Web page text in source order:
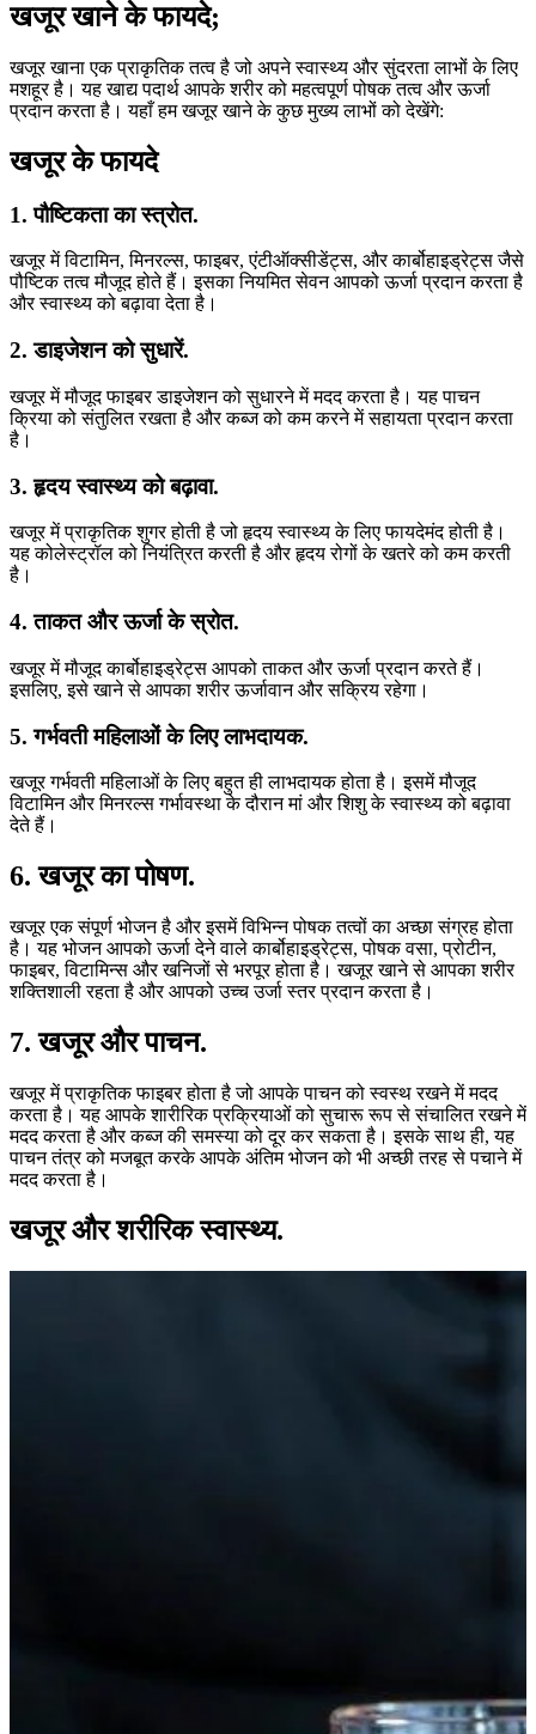
खजूर खाने के फायदे;
खजूर खाना एक प्राकृतिक तत्व है जो अपने स्वास्थ्य और सुंदरता लाभों के लिए
मशहूर है। यह खाद्य पदार्थ आपके शरीर को महत्वपूर्ण पोषक तत्व और ऊर्जा
प्रदान करता है। यहाँ हम खजूर खाने के कुछ मुख्य लाभों को देखेंगे:
खजूर के फायदे
1. पौष्टिकता का स्त्रोत.
खजूर में विटामिन, मिनरल्स, फाइबर, एंटीऑक्सीडेंट्स, और कार्बोहाइड्रेट्स जैसे
पौष्टिक तत्व मौजूद होते हैं। इसका नियमित सेवन आपको ऊर्जा प्रदान करता है
और स्वास्थ्य को बढ़ावा देता है।
2. डाइजेशन को सुधारें.
खजूर में मौजूद फाइबर डाइजेशन को सुधारने में मदद करता है। यह पाचन
क्रिया को संतुलित रखता है और कब्ज को कम करने में सहायता प्रदान करता
है।
3. हृदय स्वास्थ्य को बढ़ावा.
खजूर में प्राकृतिक शुगर होती है जो हृदय स्वास्थ्य के लिए फायदेमंद होती है।
यह कोलेस्ट्रॉल को नियंत्रित करती है और हृदय रोगों के खतरे को कम करती
है।
4. ताकत और ऊर्जा के स्रोत.
खजूर में मौजूद कार्बोहाइड्रेट्स आपको ताकत और ऊर्जा प्रदान करते हैं।
इसलिए, इसे खाने से आपका शरीर ऊर्जावान और सक्रिय रहेगा।
5. गर्भवती महिलाओं के लिए लाभदायक.
खजूर गर्भवती महिलाओं के लिए बहुत ही लाभदायक होता है। इसमें मौजूद
विटामिन और मिनरल्स गर्भावस्था के दौरान मां और शिशु के स्वास्थ्य को बढ़ावा
देते हैं।
6. खजूर का पोषण.
खजूर एक संपूर्ण भोजन है और इसमें विभिन्न पोषक तत्वों का अच्छा संग्रह होता
है। यह भोजन आपको ऊर्जा देने वाले कार्बोहाइड्रेट्स, पोषक वसा, प्रोटीन,
फाइबर, विटामिन्स और खनिजों से भरपूर होता है। खजूर खाने से आपका शरीर
शक्तिशाली रहता है और आपको उच्च उर्जा स्तर प्रदान करता है।
7. खजूर और पाचन.
खजूर में प्राकृतिक फाइबर होता है जो आपके पाचन को स्वस्थ रखने में मदद
करता है। यह आपके शारीरिक प्रक्रियाओं को सुचारू रूप से संचालित रखने में
मदद करता है और कब्ज की समस्या को दूर कर सकता है। इसके साथ ही, यह
पाचन तंत्र को मजबूत करके आपके अंतिम भोजन को भी अच्छी तरह से पचाने में
मदद करता है।
खजूर और शरीरिक स्वास्थ्य.